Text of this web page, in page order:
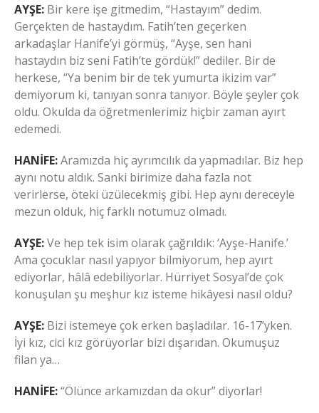
AYŞE: Bir kere işe gitmedim, “Hastayım” dedim.
Gerçekten de hastaydım. Fatih’ten geçerken
arkadaşlar Hanife’yi görmüş, “Ayşe, sen hani
hastaydın biz seni Fatih’te gördük!” dediler. Bir de
herkese, “Ya benim bir de tek yumurta ikizim var”
demiyorum ki, tanıyan sonra tanıyor. Böyle şeyler çok
oldu. Okulda da öğretmenlerimiz hiçbir zaman ayırt
edemedi.
HANİFE:Aramızda hiç ayrımcılık da yapmadılar. Biz hep
aynı notu aldık. Sanki birimize daha fazla not
verirlerse, öteki üzülecekmiş gibi. Hep aynı dereceyle
mezun olduk, hiç farklı notumuz olmadı.
AYŞE:Ve hep tek isim olarak çağrıldık: ‘Ayşe-Hanife.’
Ama çocuklar nasıl yapıyor bilmiyorum, hep ayırt
ediyorlar, hâlâ edebiliyorlar. Hürriyet Sosyal’de çok
konuşulan şu meşhur kız isteme hikâyesi nasıl oldu?
AYŞE: Bizi istemeye çok erken başladılar. 16-17’yken.
İyi kız, cici kız görüyorlar bizi dışarıdan. Okumuşuz
filan ya…
HANİFE:“Ölünce arkamızdan da okur” diyorlar!